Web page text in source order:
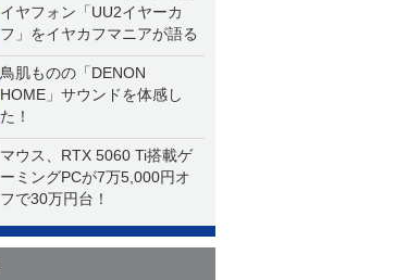
イヤフォン「UU2イヤーカ
フ」をイヤカフマニアが語る
鳥肌ものの「DENON
HOME」サウンドを体感し
た！
マウス、RTX 5060 Ti搭載ゲ
ーミングPCが7万5,000円オ
フで30万円台！